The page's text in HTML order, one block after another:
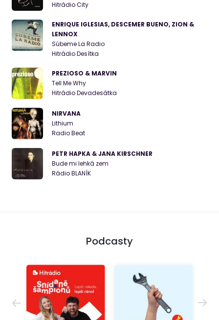
Hitrádio City
ENRIQUE IGLESIAS, DESCEMER BUENO, ZION &
LENNOX
Súbeme La Radio
Hitrádio Desítka
PREZIOSO & MARVIN
Tell Me Why
Hitrádio Devadesátka
NIRVANA
Lithium
Radio Beat
PETR HAPKA & JANA KIRSCHNER
Bude mi lehká zem
Rádio BLANÍK
Podcasty